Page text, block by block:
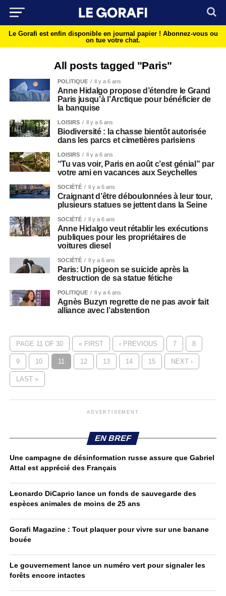
Le Gorafi est enfin disponible en journal papier ! Abonnez-vous ou
on tue votre chat.
All posts tagged "Paris"
POLITIQUE Il y a 6 ans
Anne Hidalgo propose d’étendre le Grand
Paris jusqu’à l’Arctique pour bénéficier de
la banquise
LOISIRS Il y a 6 ans
Biodiversité : la chasse bientôt autorisée
dans les parcs et cimetières parisiens
LOISIRS Il y a 6 ans
“Tu vas voir, Paris en août c’est génial” par
votre ami en vacances aux Seychelles
SOCIÉTÉ Il y a 6 ans
Craignant d’être déboulonnées à leur tour,
plusieurs statues se jettent dans la Seine
SOCIÉTÉ Il y a 6 ans
Anne Hidalgo veut rétablir les exécutions
publiques pour les propriétaires de
voitures diesel
SOCIÉTÉ Il y a 6 ans
Paris: Un pigeon se suicide après la
destruction de sa statue fétiche
POLITIQUE Il y a 6 ans
Agnès Buzyn regrette de ne pas avoir fait
alliance avec l’abstention
PAGE 11 OF 30 « FIRST ‹ PREVIOUS 7 8
9 10 11 12 13 14 15 NEXT ›
LAST »
ADVERTISEMENT
EN BREF
Une campagne de désinformation russe assure que Gabriel
Attal est apprécié des Français
Leonardo DiCaprio lance un fonds de sauvegarde des
espèces animales de moins de 25 ans
Gorafi Magazine : Tout plaquer pour vivre sur une banane
bouée
Le gouvernement lance un numéro vert pour signaler les
forêts encore intactes